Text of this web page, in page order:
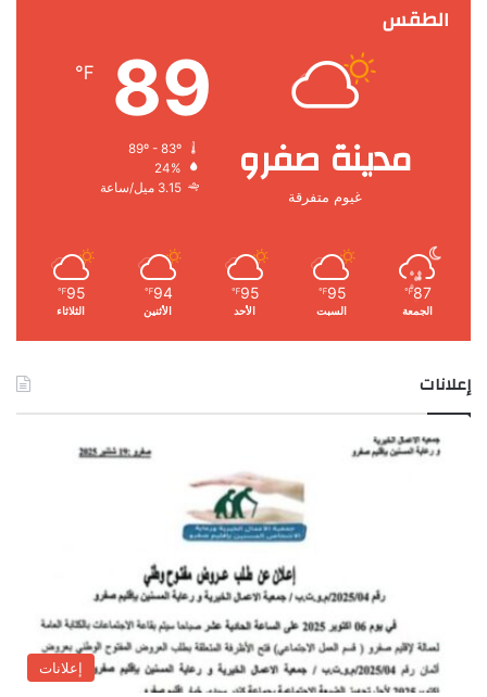
الطقس
مدينة صفرو
غيوم متفرقة
89
℉
24%
3.15 ميل/ساعة
87
℉
الجمعة
95
℉
السبت
95
℉
الأحد
94
℉
الأثنين
95
℉
الثلاثاء
إعلانات
إعلانات